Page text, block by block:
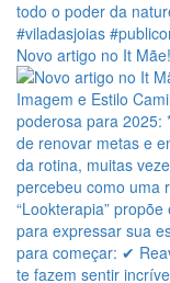
Novo artigo no It